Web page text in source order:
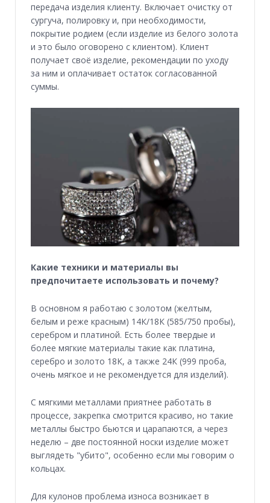
передача изделия клиенту. Включает очистку от
сургуча, полировку и, при необходимости,
покрытие родием (если изделие из белого золота
и это было оговорено с клиентом). Клиент
получает своё изделие, рекомендации по уходу
за ним и оплачивает остаток согласованной
суммы.
Какие техники и материалы вы
предпочитаете использовать и почему?
В основном я работаю с золотом (желтым,
белым и реже красным) 14К/18К (585/750 пробы),
серебром и платиной. Есть более твердые и
более мягкие материалы такие как платина,
серебро и золото 18К, а также 24К (999 проба,
очень мягкое и не рекомендуется для изделий).
С мягкими металлами приятнее работать в
процессе, закрепка смотрится красиво, но такие
металлы быстро бьются и царапаются, а через
неделю – две постоянной носки изделие может
выглядеть "убито", особенно если мы говорим о
кольцах.
Для кулонов проблема износа возникает в